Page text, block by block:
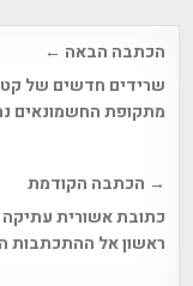
Post
navigation
הכתבה הבאה ←
שרידים חדשים של
מתקופת החשמונאים
→ הכתבה הקודמת
כתובת אשורית
ראשון אל ההתכתבות